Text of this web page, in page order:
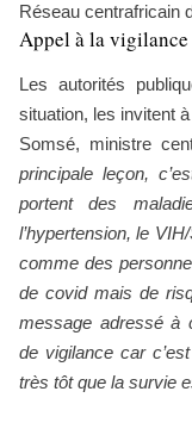
Réseau centrafricain
Appel à la vigilance
Les autorités
situation, les invitent
Somsé, ministre
principale leçon,
portent des
l’hypertension, le
comme des
de covid mais de
message adressé à
de vigilance car
très tôt que la survie